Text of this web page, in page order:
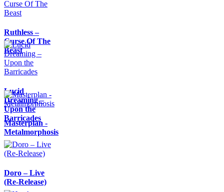
Ruthless –
Curse Of The
Beast
Lucid
Dreaming –
Upon the
Barricades
Masterplan -
Metalmorphosis
Doro – Live
(Re-Release)